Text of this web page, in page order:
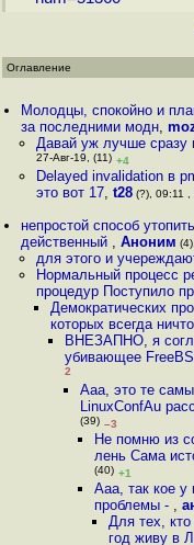
Оглавление
Молодцы, спокойно и
за последними модн,
Давай уж лучше сразу
27-Авг-19, (11) +4
Delayed invalidation в
это вот 17, t28(?), 09:11 ,
непростой способ
действенный ,Аноним
для этого и
Нормальный процесс
процедур Поступило
Демократических
которых всегда
ВНЕЗАПНО, я
убивающее
2
Ааа, это те
LinuxConfAu
(39) –3
Не помню из
лень Сама
(40) +1
Ааа, так кое у
проблемы - ,
Для тех,
год живу в